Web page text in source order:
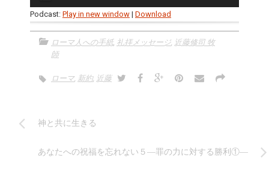
プ
レ
Podcast: Play in new window | Download
ローマ人への手紙, 礼拝メッセージ, 近藤修司 牧
師
ローマ, 新約, 近藤
神と共に生きる
あなたへの祝福を忘れない５―罪の力に対する勝利①―